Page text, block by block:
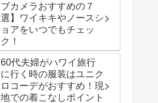
ブカメラおすすめの７
選】ワイキキやノースシ
ョアをいつでもチェッ
ク！
60代夫婦がハワイ旅行
に行く時の服装はユニク
ロコーデがおすすめ！現
地での着こなしポイント